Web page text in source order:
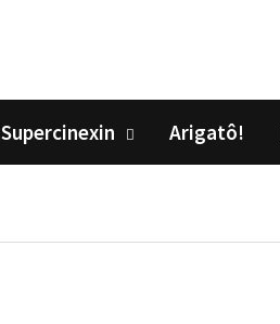
Supercinexin Arigatô!